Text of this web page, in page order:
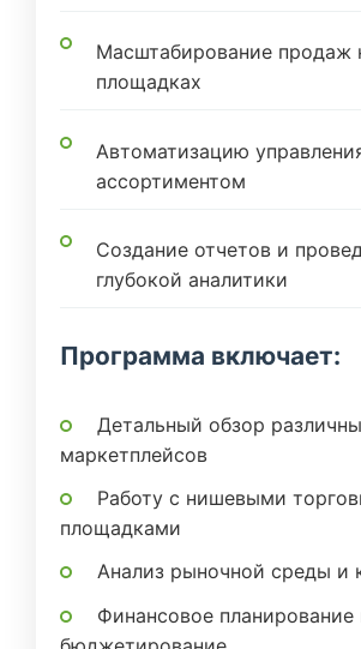
Масштабирование продаж
площадках
Автоматизацию
ассортиментом
Создание отчетов и
глубокой аналитики
Программа включает:
Детальный обзор
маркетплейсов
Работу с нишевыми
площадками
Анализ рыночной среды и
Финансовое планирование